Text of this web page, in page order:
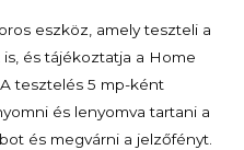
eszköz, amely teszteli a
és tájékoztatja a Home
tesztelés 5 mp-ként
és lenyomva tartani a
és megvárni a jelzőfényt.